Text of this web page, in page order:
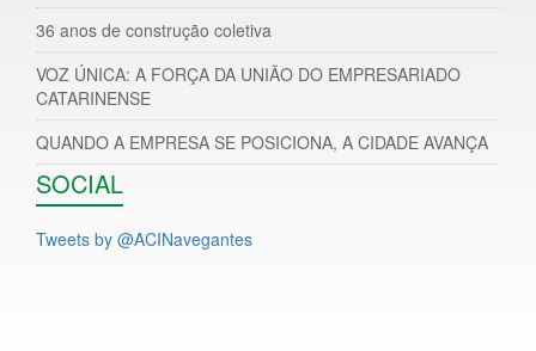
36 anos de construção coletiva
VOZ ÚNICA: A FORÇA DA UNIÃO DO EMPRESARIADO
CATARINENSE
QUANDO A EMPRESA SE POSICIONA, A CIDADE AVANÇA
SOCIAL
Tweets by @ACINavegantes